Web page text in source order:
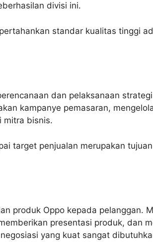
divisi ini.
standar kualitas tinggi
dan pelaksanaan strategi
kampanye pemasaran,
mitra bisnis.
target penjualan merupakan
produk Oppo kepada pelanggan.
presentasi produk, dan
yang kuat sangat